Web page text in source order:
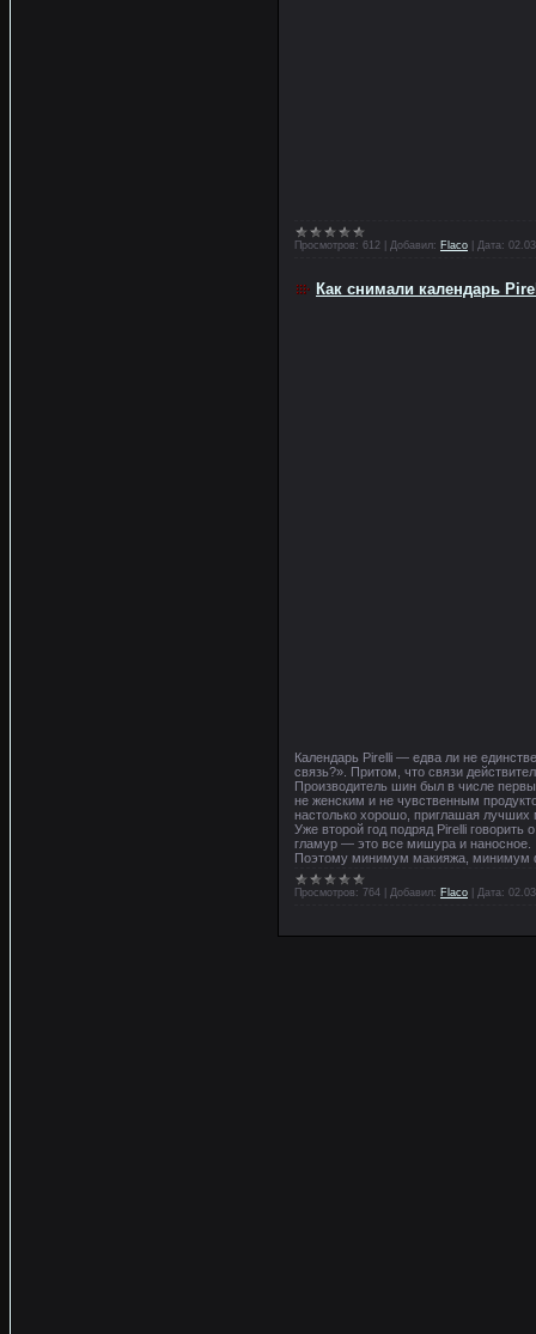
Просмотров: 612 Добавил: Flaco Дата:
Как снимали календарь
Календарь Pirelli — едва ли не
связь?». Притом, что связи
Производитель шин был в числе
не женским и не чувственным
настолько хорошо, приглашая
Уже второй год подряд Pirelli
гламур — это все мишура и наносное.
Поэтому минимум макияжа, минимум
Просмотров: 764 Добавил: Flaco Дата: